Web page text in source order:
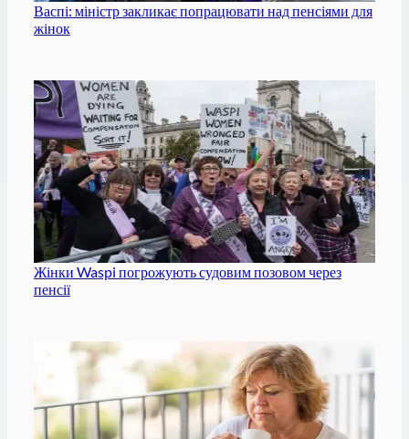
Васпі: міністр закликає попрацювати над пенсіями для
жінок
Жінки Waspi погрожують судовим позовом через
пенсії